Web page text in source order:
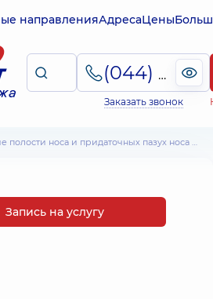
направленияАдресаЦены
(044) 495-2-888
Заказать звонок
носа и придаточных пазух носа аппаратным методом
Запись на услугу